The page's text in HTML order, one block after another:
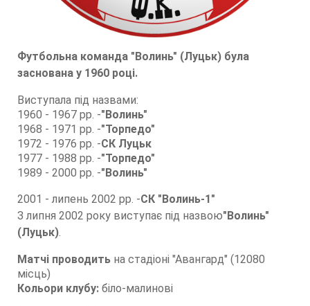
Футбольна команда "Волинь" (Луцьк) була
заснована у 1960 році.
Виступала під назвами:
1960 - 1967 рр. -"Волинь"
1968 - 1971 рр. -"Торпедо"
1972 - 1976 рр. -СК Луцьк
1977 - 1988 рр. -"Торпедо"
1989 - 2000 рр. -"Волинь"
2001 - липень 2002 рр. -CК "Волинь-1"
З липня 2002 року виступає під назвою"Волинь"
(Луцьк).
Матчі проводить на стадіоні "Авангард" (12080
місць)
Кольори клубу: біло-малинові